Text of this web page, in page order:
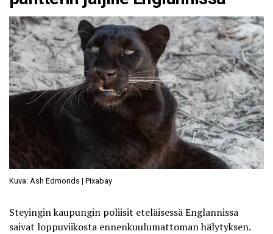
Kuva: Ash Edmonds | Pixabay
Steyingin kaupungin poliisit eteläisessä Englannissa
saivat loppuviikosta ennenkuulumattoman hälytyksen.